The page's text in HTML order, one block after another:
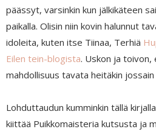
päässyt, varsinkin kun jälkikäteen
paikalla. Olisin niin kovin halunnut
idoleita, kuten itse Tiinaa, Terhiä
Eilen tein-blogista. Uskon ja
mahdollisuus tavata heitäkin jossain
Lohduttaudun kumminkin tällä
kiittää Puikkomaisteria kutsusta ja